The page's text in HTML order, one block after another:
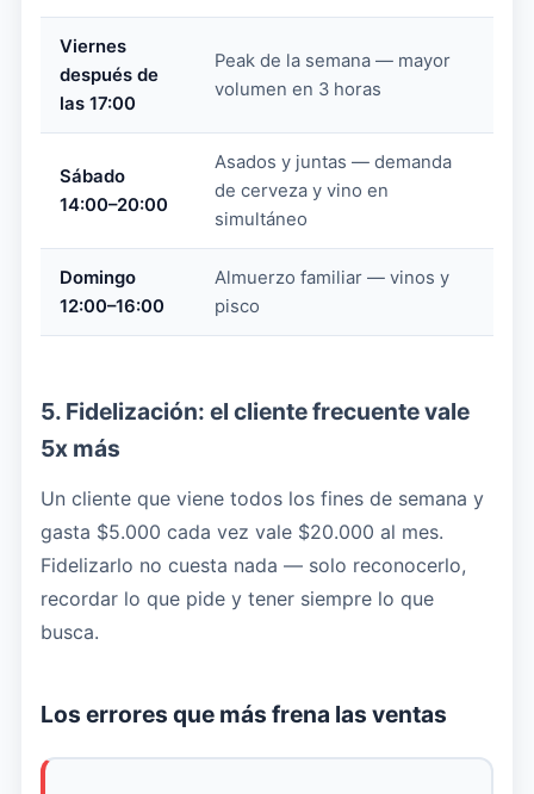
Viernes
después de
las 17:00
Peak de la semana — mayor
volumen en 3 horas
Sábado
14:00–20:00
Asados y juntas — demanda
de cerveza y vino en
simultáneo
Domingo
12:00–16:00
Almuerzo familiar — vinos y
pisco
5. Fidelización: el cliente frecuente vale
5x más
Un cliente que viene todos los fines de semana y
gasta $5.000 cada vez vale $20.000 al mes.
Fidelizarlo no cuesta nada — solo reconocerlo,
recordar lo que pide y tener siempre lo que
busca.
Los errores que más frena las ventas